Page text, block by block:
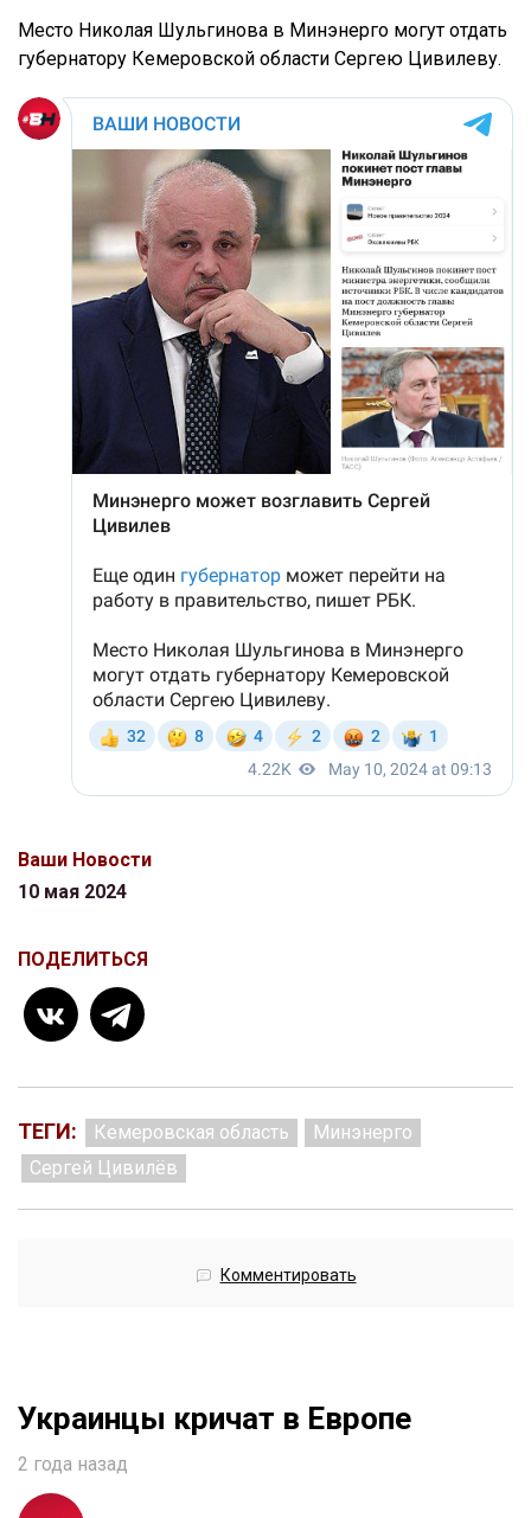
Место Николая Шульгинова в Минэнерго могут отдать
губернатору Кемеровской области Сергею Цивилеву.
Ваши Новости
10 мая 2024
ПОДЕЛИТЬСЯ
ТЕГИ: Кемеровская область
Минэнерго
Сергей Цивилёв
Комментировать
Украинцы кричат в Европе
2 года назад